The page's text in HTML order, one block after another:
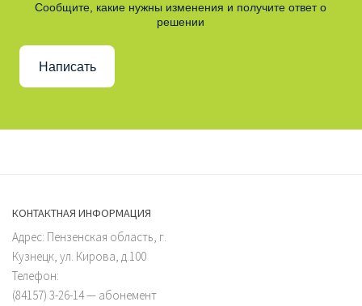
Сообщите, какие нужны изменения и получите ответ о
решении
Написать
КОНТАКТНАЯ ИНФОРМАЦИЯ
Адрес: Пензенская область, г.
Кузнецк, ул. Кирова, д.100
Телефон:
(84157) 3-26-14 — абонемент